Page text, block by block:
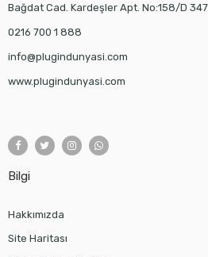
Bağdat Cad. Kardeşler Apt. No:158/D
0216 700 1 888
info@plugindunyasi.com
www.plugindunyasi.com
Bilgi
Hakkımızda
Site Haritası